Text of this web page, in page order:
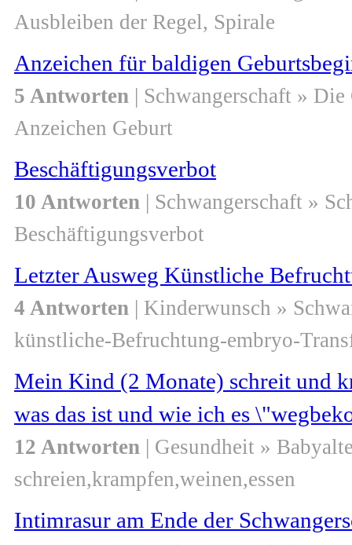
Ausbleiben der Regel, Spirale
Anzeichen für baldigen
5 Antworten | Schwangerschaft » Die
Anzeichen Geburt
Beschäftigungsverbot
10 Antworten | Schwangerschaft »
Beschäftigungsverbot
Letzter Ausweg Künstliche
4 Antworten | Kinderwunsch »
künstliche-Befruchtung-embryo-
Mein Kind (2 Monate) schreit und
was das ist und wie ich es
12 Antworten | Gesundheit »
schreien,krampfen,weinen,essen
Intimrasur am Ende der